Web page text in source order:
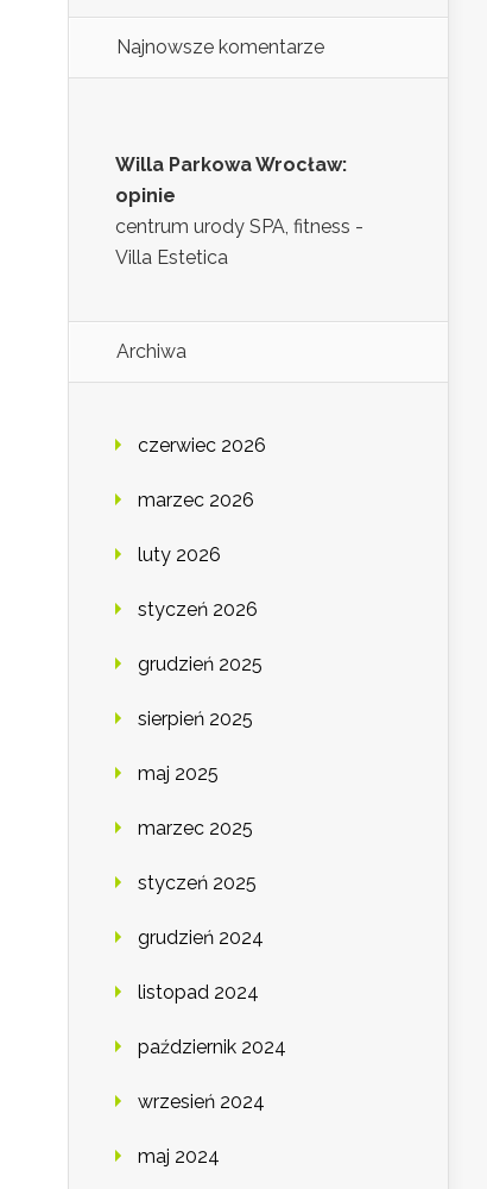
Najnowsze komentarze
Willa Parkowa Wrocław:
opinie
centrum urody SPA, fitness -
Villa Estetica
Archiwa
czerwiec 2026
marzec 2026
luty 2026
styczeń 2026
grudzień 2025
sierpień 2025
maj 2025
marzec 2025
styczeń 2025
grudzień 2024
listopad 2024
październik 2024
wrzesień 2024
maj 2024